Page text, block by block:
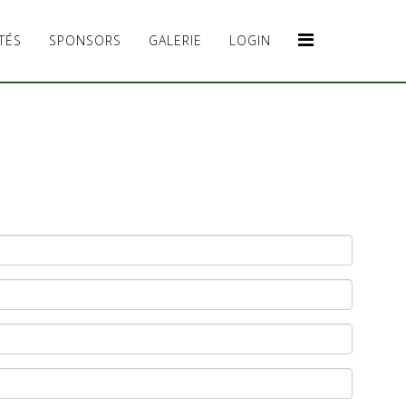
SPONSORS GALERIE LOGIN